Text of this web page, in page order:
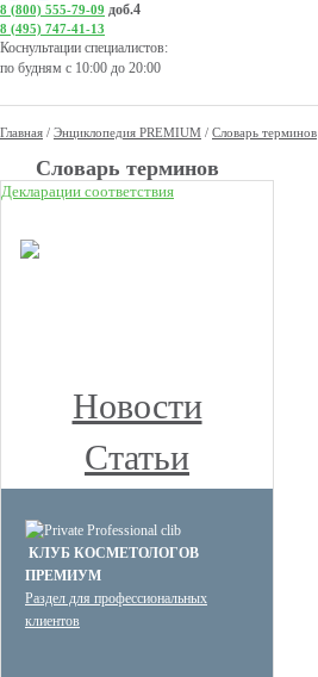
8 (800) 555-79-09 доб.4
8 (495) 747-41-13
Коснультации специалистов:
по будням с 10:00 до 20:00
Главная / Энциклопедия PREMIUM / Словарь терминов
Cловарь терминов
Декларации соответствия
Новости
Статьи
КЛУБ КОСМЕТОЛОГОВ
ПРЕМИУМ
Раздел для профессиональных
клиентов